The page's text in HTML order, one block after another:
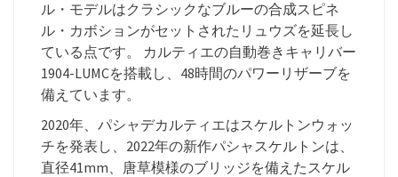
ル・モデルはクラシックなブルーの合成スピネ
ル・カボションがセットされたリュウズを延長し
ている点です。 カルティエの自動巻きキャリバー
1904-LUMCを搭載し、48時間のパワーリザーブを
備えています。
2020年、パシャデカルティエはスケルトンウォッ
チを発表し、2022年の新作パシャスケルトンは、
直径41mm、唐草模様のブリッジを備えたスケル